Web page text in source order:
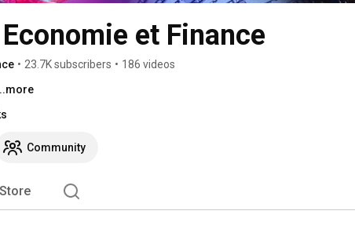
et Finance
• 23.7K subscribers • 186 videos
Community
Store